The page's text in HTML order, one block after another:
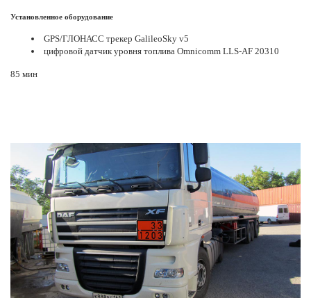
Установленное оборудование
GPS/ГЛОНАСС трекер GalileoSky v5
цифровой датчик уровня топлива Omnicomm LLS-AF 20310
85 мин